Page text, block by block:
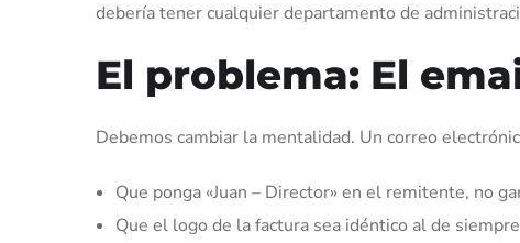
debería tener cualquier departamento de
El problema: El
Debemos cambiar la mentalidad. Un correo
Que ponga «Juan – Director» en el remitente, no
Que el logo de la factura sea idéntico al de